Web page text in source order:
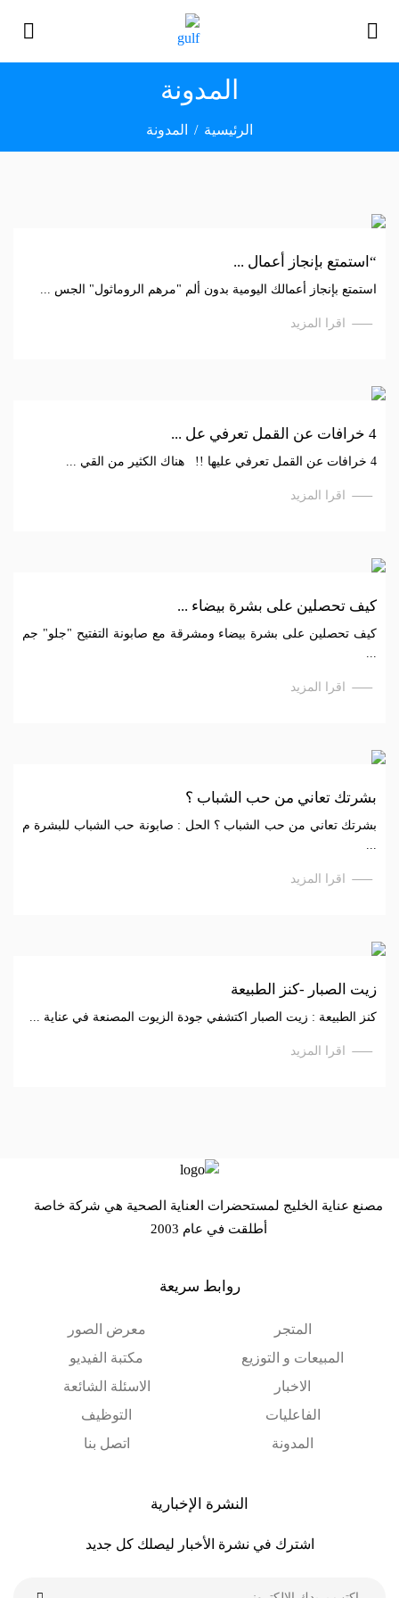
المدونة
الرئيسية المدونة
“استمتع بإنجاز أعمال ...
استمتع بإنجاز أعمالك اليومية بدون ألم "مرهم الروماثول" الجس ...
اقرا المزيد
4 خرافات عن القمل تعرفي عل ...
4 خرافات عن القمل تعرفي عليها !! هناك الكثير من القي ...
اقرا المزيد
كيف تحصلين على بشرة بيضاء ...
كيف تحصلين على بشرة بيضاء ومشرقة مع صابونة التفتيح "جلو" جم
...
اقرا المزيد
بشرتك تعاني من حب الشباب ؟
بشرتك تعاني من حب الشباب ؟ الحل : صابونة حب الشباب للبشرة م
...
اقرا المزيد
زيت الصبار -كنز الطبيعة
كنز الطبيعة : زيت الصبار اكتشفي جودة الزيوت المصنعة في عناية ...
اقرا المزيد
مصنع عناية الخليج لمستحضرات العناية الصحية هي شركة خاصة
أطلقت في عام 2003
روابط سريعة
المتجر
المبيعات و التوزيع
الاخبار
الفاعليات
المدونة
معرض الصور
مكتبة الفيديو
الاسئلة الشائعة
التوظيف
اتصل بنا
النشرة الإخبارية
اشترك في نشرة الأخبار ليصلك كل جديد